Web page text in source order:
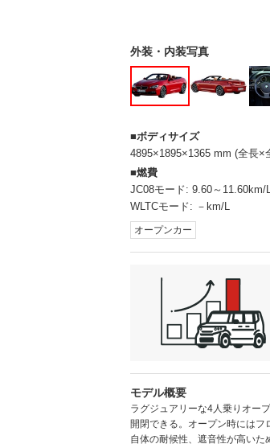
外装・内装写真
ボディサイズ
4895×1895×1365 mm (全長×
燃費
JC08モード: 9.60～11.60km/
WLTCモード: －km/L
オープンカー
モデル概要
ラグジュアリーな4人乗りオー
開閉できる。オープン時には
自体の耐候性、遮音性が高い